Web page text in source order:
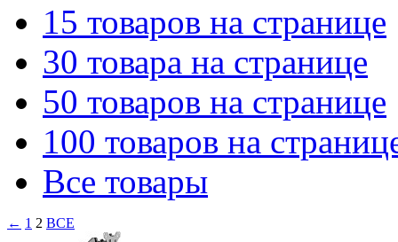
15 товаров на странице
30 товара на странице
50 товаров на странице
100 товаров на
Все товары
← 1 2 ВСЕ